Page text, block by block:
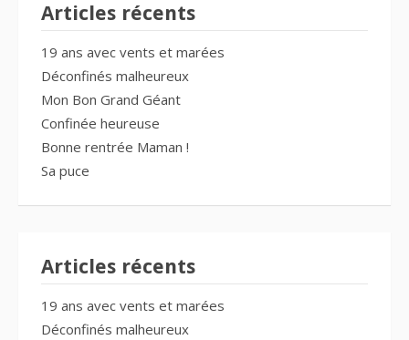
Articles récents
19 ans avec vents et marées
Déconfinés malheureux
Mon Bon Grand Géant
Confinée heureuse
Bonne rentrée Maman !
Sa puce
Articles récents
19 ans avec vents et marées
Déconfinés malheureux